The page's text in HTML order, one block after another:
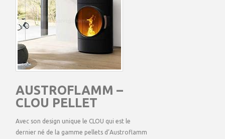
AUSTROFLAMM –
CLOU PELLET
Avec son design unique le CLOU qui est le
dernier né de la gamme pellets d’Austroflamm